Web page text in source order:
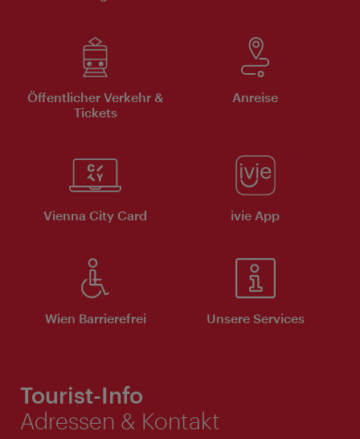
Öffentlicher Verkehr &
Tickets
Anreise
Vienna City Card ivie App
Wien Barrierefrei Unsere Services
Tourist-Info
Adressen & Kontakt